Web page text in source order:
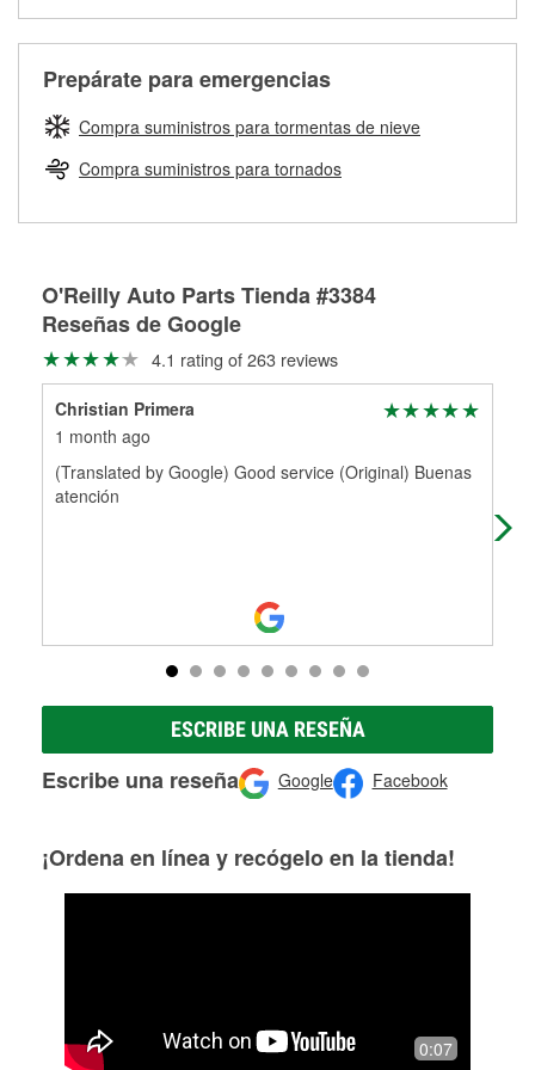
partes de reemplazo correctas para tu reparación.
Rectificación de tambores y discos de freno
Prepárate para emergencias
Compra suministros para tormentas de nieve
Compra suministros para tornados
O'Reilly Auto Parts Tienda #3384
Reseñas de Google
4.1 rating of 263 reviews
Christian Primera
1 month ago
(Translated by Google) Good service (Original) Buenas
atención
ESCRIBE UNA RESEÑA
Escribe una reseña Google Facebook
¡Ordena en línea y recógelo en la tienda!
0:07